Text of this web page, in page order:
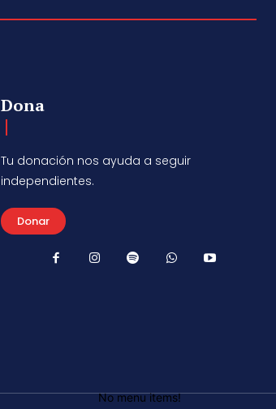
Dona
Tu donación nos ayuda a seguir
independientes.
Donar
No menu items!